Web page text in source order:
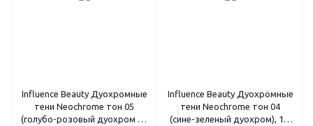
Influence Beauty Дуохромные
тени Neochrome тон 05
(голубо-розовый дуохром на
Influence Beauty Дуохромные
тени Neochrome тон 04
(сине-зеленый дуохром), 1,3